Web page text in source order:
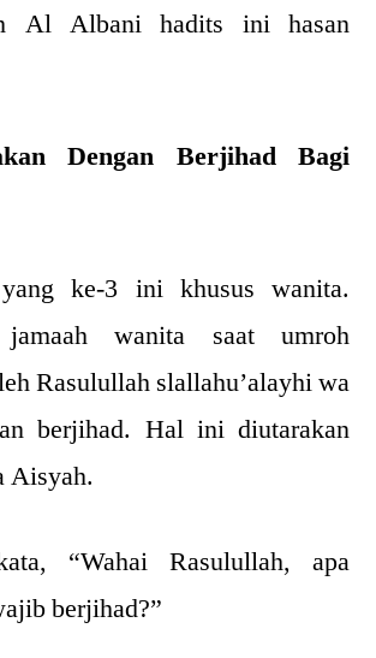
Al Albani hadits ini hasan
Dengan Berjihad Bagi
yang ke-3 ini khusus wanita.
jamaah wanita saat umroh
Rasulullah slallahu’alayhi wa
berjihad. Hal ini diutarakan
Aisyah.
“Wahai Rasulullah, apa
berjihad?”